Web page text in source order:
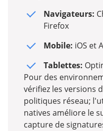
Navigateurs:
Firefox
Mobile: iOS et
Tablettes:
Pour des
vérifiez les versions
politiques réseau;
natives améliore le
capture de